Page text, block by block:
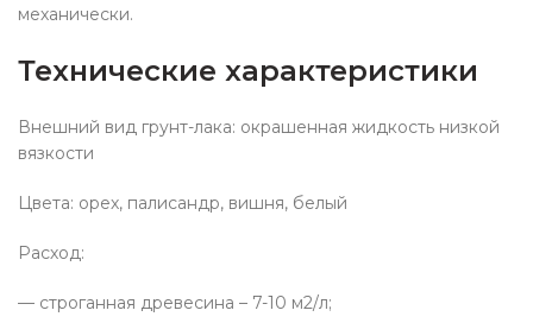
механически.
Технические характеристики
Внешний вид грунт-лака: окрашенная жидкость низкой
вязкости
Цвета: орех, палисандр, вишня, белый
Расход:
— строганная древесина – 7-10 м2/л;